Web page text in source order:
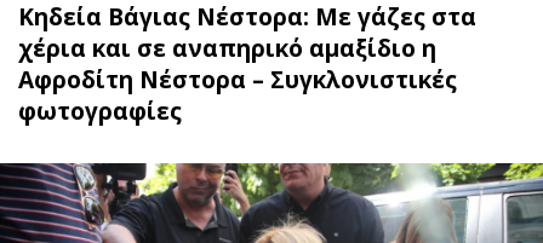
Κηδεία Βάγιας Νέστορα: Με γάζες στα
χέρια και σε αναπηρικό αμαξίδιο η
Αφροδίτη Νέστορα – Συγκλονιστικές
φωτογραφίες